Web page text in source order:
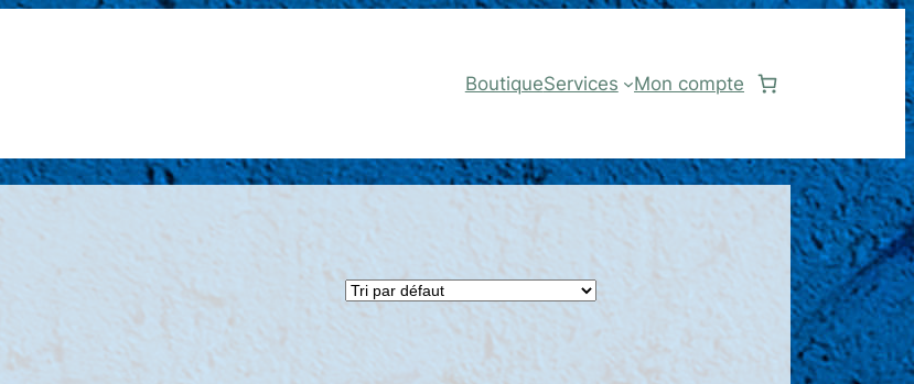
BoutiqueServices Mon compte